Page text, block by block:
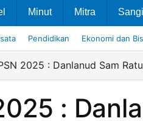
Minut Mitra
Pendidikan Ekonomi dan
2025 : Danlanud Sam
: